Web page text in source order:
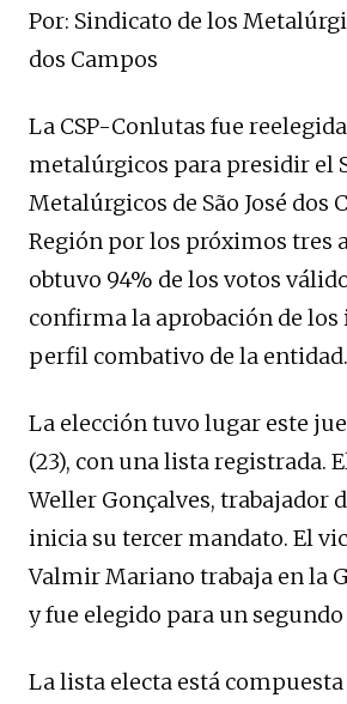
Por: Sindicato de los
dos Campos
La CSP-Conlutas fue
metalúrgicos para presidir el
Metalúrgicos de São José dos
Región por los próximos tres
obtuvo 94% de los votos
confirma la aprobación de
perfil combativo de la entidad.
La elección tuvo lugar este
(23), con una lista registrada.
Weller Gonçalves, trabajador
inicia su tercer mandato. El
Valmir Mariano trabaja en la
y fue elegido para un
La lista electa está